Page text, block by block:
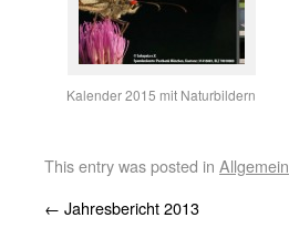
Kalender 2015 mit Naturbildern
This entry was posted in Allgemein
← Jahresbericht 2013